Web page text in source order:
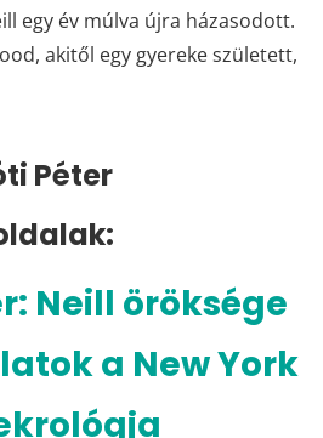
egy év múlva újra házasodott.
akitől egy gyereke született,
Péter
Neill öröksége
a New York